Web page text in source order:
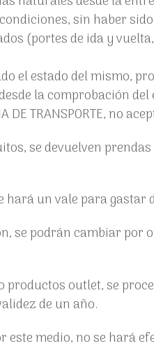
sin haber
(portes de ida y
el estado del mismo,
la comprobación
DE TRANSPORTE, no
se devuelven
hará un vale para gastar
se podrán cambiar por
outlet, se
de un año.
este medio, no se hará